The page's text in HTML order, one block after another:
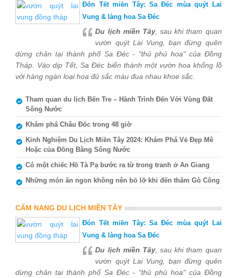
Đón Tết miền Tây: Sa Đéc mùa quýt Lai
Vung & làng hoa Sa Đéc
Du lịch miền Tây, sau khi tham quan
vườn quýt Lai Vung, bạn đừng quên
dừng chân tại thành phố Sa Đéc - "thủ phủ hoa" của Đồng
Tháp. Vào dịp Tết, Sa Đéc biến thành một vườn hoa khổng lồ
với hàng ngàn loại hoa đủ sắc màu đua nhau khoe sắc.
Tham quan du lịch Bến Tre – Hành Trình Đến Với Vùng Đất
Sông Nước
Khám phá Châu Đốc trong 48 giờ
Kinh Nghiệm Du Lịch Miền Tây 2024: Khám Phá Vẻ Đẹp Mê
Hoặc của Đồng Bằng Sông Nước
Có một chiếc Hồ Tà Pạ bước ra từ trong tranh ở An Giang
Những món ăn ngon không nên bỏ lỡ khi đến thăm Gò Công
CẨM NANG DU LỊCH MIỀN TÂY
Đón Tết miền Tây: Sa Đéc mùa quýt Lai
Vung & làng hoa Sa Đéc
Du lịch miền Tây, sau khi tham quan
vườn quýt Lai Vung, bạn đừng quên
dừng chân tại thành phố Sa Đéc - "thủ phủ hoa" của Đồng